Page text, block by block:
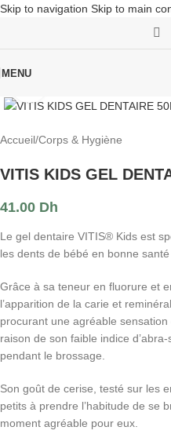
Skip to navigation Skip to main
MENU
Accueil/Corps & Hygiène
VITIS KIDS GEL
41.00 Dh
Le gel dentaire VITIS® Kids est
les dents de bébé en bonne
Grâce à sa teneur en fluorure et
l’apparition de la carie et
procurant une agréable
raison de son faible indice
pendant le brossage.
Son goût de cerise, testé sur les
petits à prendre l’habitude de se
moment agréable pour eux.